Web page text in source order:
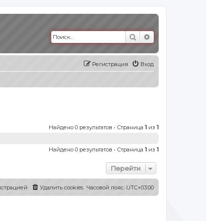
Поиск
Вход
Регистрация
Найдено 0 результатов • Страница 1 из 1
Найдено 0 результатов • Страница 1 из 1
Перейти
Часовой пояс: UTC+03:00
Удалить cookies